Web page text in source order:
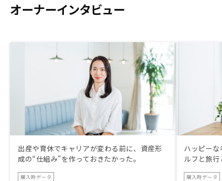
オーナーインタビュー
出産や育休でキャリアが変わる前に、資産形
成の“仕組み”を作っておきたかった。
購入時データ
ハッピー
ルフと旅
購入時データ